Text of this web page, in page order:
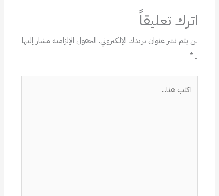
اترك تعليقاً
لن يتم نشر عنوان بريدك الإلكتروني. الحقول الإلزامية مشار إليها
بـ*